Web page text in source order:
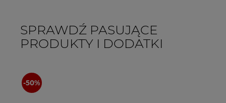
SPRAWDŹ PASUJĄCE
PRODUKTY I DODATKI